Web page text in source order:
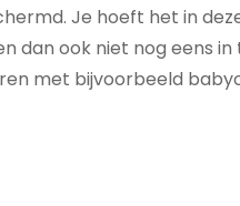
Je hoeft het in
dan ook niet nog eens in
met bijvoorbeeld